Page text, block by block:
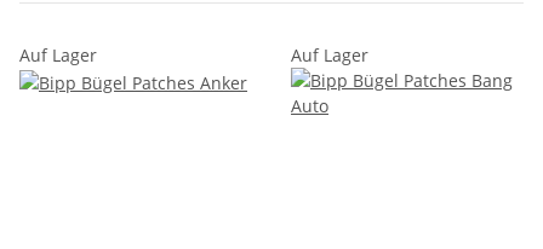
Auf Lager Auf Lager